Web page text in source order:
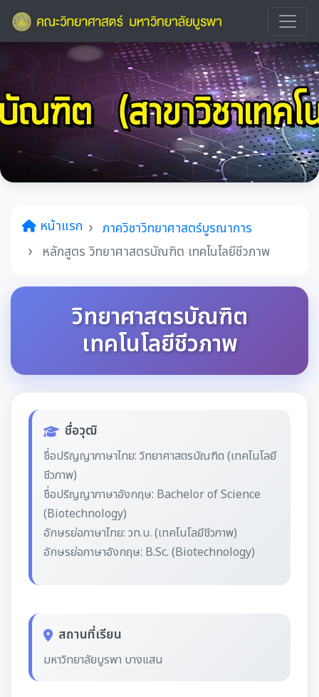
หน้าแรก
ภาควิชาวิทยาศาสตร์บูรณาการ
หลักสูตร วิทยาศาสตรบัณฑิต เทคโนโลยีชีวภาพ
วิทยาศาสตรบัณฑิต
เทคโนโลยีชีวภาพ
ชื่อวุฒิ
ชื่อปริญญาภาษาไทย: วิทยาศาสตรบัณฑิต (เทคโนโลยี
ชีวภาพ)
ชื่อปริญญาภาษาอังกฤษ: Bachelor of Science
(Biotechnology)
อักษรย่อภาษาไทย: วท.บ. (เทคโนโลยีชีวภาพ)
อักษรย่อภาษาอังกฤษ: B.Sc. (Biotechnology)
สถานที่เรียน
มหาวิทยาลัยบูรพา บางแสน